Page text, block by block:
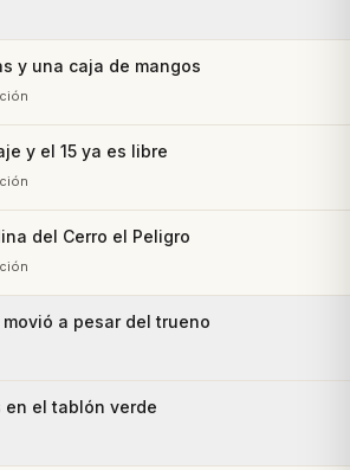
y una caja de mangos
y el 15 ya es libre
del Cerro el Peligro
a pesar del trueno
en el tablón verde